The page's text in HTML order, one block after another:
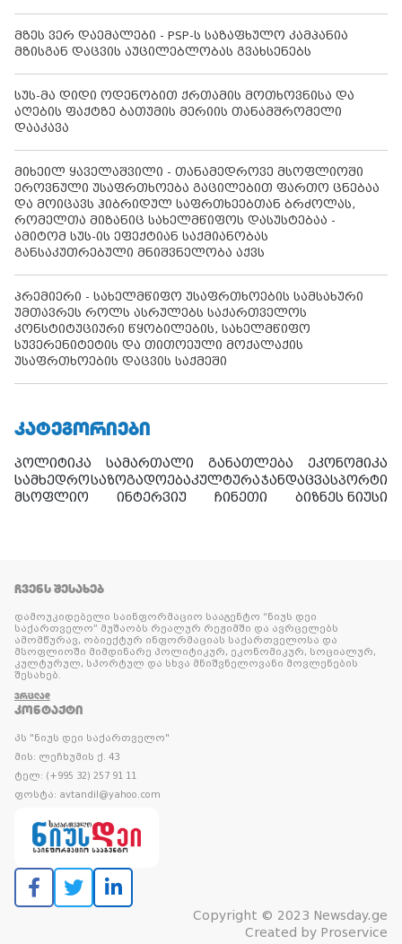
მზეს ვერ დაემალები - PSP-ს საზაფხულო კამპანია
მზისგან დაცვის აუცილებლობას გვახსენებს
სუს-მა დიდი ოდენობით ქრთამის მოთხოვნისა და
აღების ფაქტზე ბათუმის მერიის თანამშრომელი
დააკავა
მიხეილ ყაველაშვილი - თანამედროვე მსოფლიოში
ეროვნული უსაფრთხოება გაცილებით ფართო ცნებაა
და მოიცავს ჰიბრიდულ საფრთხეებთან ბრძოლას,
რომელთა მიზანიც სახელმწიფოს დასუსტებაა -
ამიტომ სუს-ის ეფექტიან საქმიანობას
განსაკუთრებული მნიშვნელობა აქვს
პრემიერი - სახელმწიფო უსაფრთხოების სამსახური
უმთავრეს როლს ასრულებს საქართველოს
კონსტიტუციური წყობილების, სახელმწიფო
სუვერენიტეტის და თითოეული მოქალაქის
უსაფრთხოების დაცვის საქმეში
ᲙᲐᲢᲔᲒᲝᲠᲘᲔᲑᲘ
პოლიტიკა სამართალი განათლება
ეკონომიკა
სამხედროსაზოგადოებაკულტურაჯანდაცვასპორტი
მსოფლიო
ინტერვიუ ჩინეთი ბიზნეს ნიუსი
ᲩᲕᲔᲜᲡ ᲨᲔᲡᲐᲮᲔᲑ
დამოუკიდებელი საინფორმაციო სააგენტო “ნიუს დეი
საქართველო” მუშაობს რეალურ რეჟიმში და ავრცელებს
ამომწურავ, ობიექტურ ინფორმაციას საქართველოსა და
მსოფლიოში მიმდინარე პოლიტიკურ, ეკონომიკურ, სოციალურ,
კულტურულ, სპორტულ და სხვა მნიშვნელოვანი მოვლენების
შესახებ.
ᲕᲠᲪᲚᲐᲓ
ᲙᲝᲜᲢᲐᲥᲢᲘ
პს "ნიუს დეი საქართველო"
მის: ლეჩხუმის ქ. 43
ტელ: (+995 32) 257 91 11
ფოსტა: avtandil@yahoo.com
Copyright © 2023 Newsday.ge
Created by Proservice